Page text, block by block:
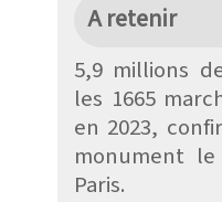
A retenir
5,9 millions
les 1665
en 2023,
monument
Paris.